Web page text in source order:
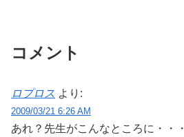
コメント
ロプロス より:
2009/03/21 6:26 AM
あれ？先生がこんなところに・・・